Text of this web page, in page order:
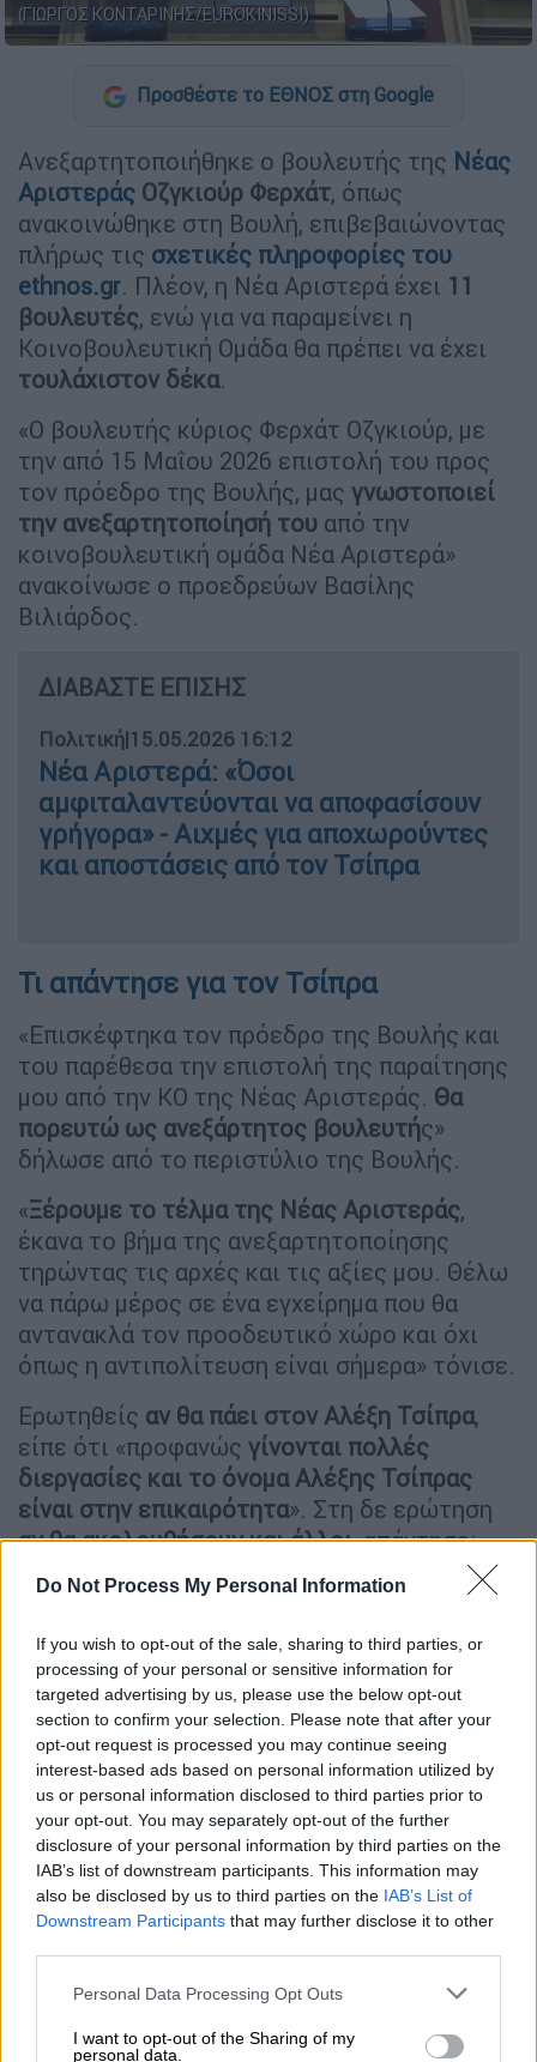
Do Not Process My Personal Information
If you wish to opt-out of the sale, sharing to third parties, or
processing of your personal or sensitive information for
targeted advertising by us, please use the below opt-out
section to confirm your selection. Please note that after your
opt-out request is processed you may continue seeing
interest-based ads based on personal information utilized by
us or personal information disclosed to third parties prior to
your opt-out. You may separately opt-out of the further
disclosure of your personal information by third parties on the
IAB’s list of downstream participants. This information may
also be disclosed by us to third parties on the IAB’s List of
Downstream Participants that may further disclose it to other
Please note that this website/app uses one or more Google
not limited to your visit or usage behaviour. You may click to
Personal Data Processing Opt Outs
I want to opt-out of the Sharing of my
personal data.
(ΓΙΩΡΓΟΣ ΚΟΝΤΑΡΙΝΗΣ/EUROKINISSI)
Προσθέστε το ΕΘΝΟΣ στη Google
Ανεξαρτητοποιήθηκε ο βουλευτής της Νέας
Αριστεράς Οζγκιούρ Φερχάτ, όπως
ανακοινώθηκε στη Βουλή, επιβεβαιώνοντας
πλήρως τις σχετικές πληροφορίες του
ethnos.gr. Πλέον, η Νέα Αριστερά έχει 11
βουλευτές, ενώ για να παραμείνει η
Κοινοβουλευτική Ομάδα θα πρέπει να έχει
τουλάχιστον δέκα.
«Ο βουλευτής κύριος Φερχάτ Οζγκιούρ, με
την από 15 Μαΐου 2026 επιστολή του προς
τον πρόεδρο της Βουλής, μας γνωστοποιεί
την ανεξαρτητοποίησή του από την
κοινοβουλευτική ομάδα Νέα Αριστερά»
ανακοίνωσε ο προεδρεύων Βασίλης
Βιλιάρδος.
ΔΙΑΒΑΣΤΕ ΕΠΙΣΗΣ
Πολιτική|15.05.2026 16:12
Νέα Αριστερά: «Όσοι
αμφιταλαντεύονται να αποφασίσουν
γρήγορα» - Αιχμές για αποχωρούντες
και αποστάσεις από τον Τσίπρα
Τι απάντησε για τον Τσίπρα
«Επισκέφτηκα τον πρόεδρο της Βουλής και
του παρέθεσα την επιστολή της παραίτησης
μου από την ΚΟ της Νέας Αριστεράς. Θα
πορευτώ ως ανεξάρτητος βουλευτής»
δήλωσε από το περιστύλιο της Βουλής.
«Ξέρουμε το τέλμα της Νέας Αριστεράς,
έκανα το βήμα της ανεξαρτητοποίησης
τηρώντας τις αρχές και τις αξίες μου. Θέλω
να πάρω μέρος σε ένα εγχείρημα που θα
αντανακλά τον προοδευτικό χώρο και όχι
όπως η αντιπολίτευση είναι σήμερα» τόνισε.
Ερωτηθείς αν θα πάει στον Αλέξη Τσίπρα,
είπε ότι «προφανώς γίνονται πολλές
διεργασίες και το όνομα Αλέξης Τσίπρας
είναι στην επικαιρότητα». Στη δε ερώτηση
αν θα ακολουθήσουν και άλλοι, απάντησε:
«Να προχωρήσουμε σε κινήσεις ενότητας
και ανασύνθεσης του προοδευτικού χώρου.
Αφορά τους ίδιους. Να μείνουμε στην δικιά
μου ανεξαρτητοποίησης».
Οι βουλευτές που θα ακολουθήσουν
τον Οζγκιούρ
Σύμφωνα με πληροφορίες, βουλευτές του
κόμματος πρόκειται να αποχωρήσουν από το
κόμμα και ναενταχθούν στο νέο σχήμα υπό
τον Αλέξη Τσίπρα, με αποτέλεσμα τη
διάσπαση του κόμματος.
καταλήξει βουλευτές που ανήκουν την
μειοψηφία του κόμματος, όπως η
Έφη